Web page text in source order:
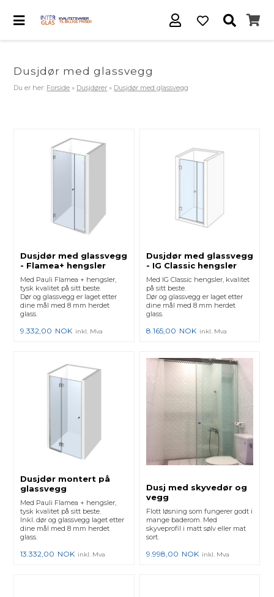
Dusjdør med glassvegg
Du er her: Forside » Dusjdører » Dusjdør med glassvegg
Dusjdør med glassvegg
- Flamea+ hengsler
Med Pauli Flamea + hengsler,
tysk kvalitet på sitt beste.
Dør og glassvegg er laget etter
dine mål med 8 mm herdet
glass.
9.332,00 NOK inkl. Mva
Dusjdør med glassvegg
- IG Classic hengsler
Med IG Classic hengsler, kvalitet
på sitt beste.
Dør og glassvegg er laget etter
dine mål med 8 mm herdet
glass.
8.165,00 NOK inkl. Mva
Dusjdør montert på
glassvegg
Med Pauli Flamea + hengsler,
tysk kvalitet på sitt beste.
Inkl. dør og glassvegg laget etter
dine mål med 8 mm herdet
glass.
13.332,00 NOK inkl. Mva
Dusj med skyvedør og
vegg
Flott løsning som fungerer godt i
mange baderom. Med
skyveprofil i matt sølv eller mat
sort.
9.998,00 NOK inkl. Mva